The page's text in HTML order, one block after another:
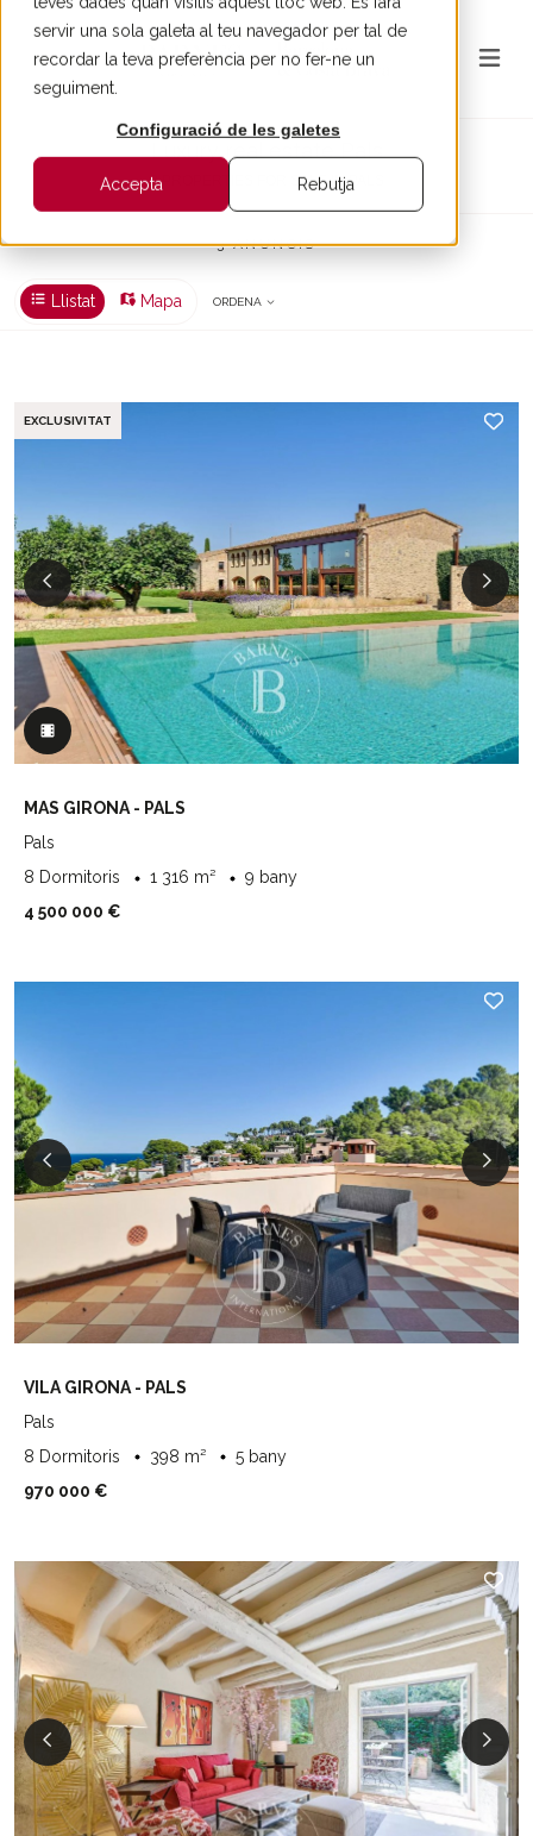
servir una sola galeta al teu navegador per tal de
recordar la teva preferència per no fer-ne un
seguiment.
Configuració de les galetes
Accepta Rebutja
Luxury real estate Pals
3 PROPERTIES FOR SALE IN PALS
3 ANUNCIS
Llistat Mapa ORDENA
EXCLUSIVITAT
MAS GIRONA - PALS
Pals
8 Dormitoris
1 316 m²
9 bany
4 500 000 €
VILA GIRONA - PALS
Pals
8 Dormitoris
398 m²
5 bany
970 000 €